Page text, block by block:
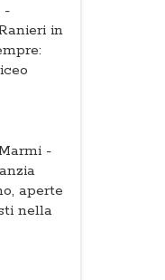
-
in
-
aperte
nella